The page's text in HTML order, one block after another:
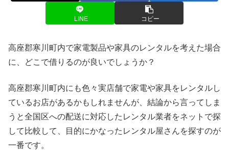
LINE コピー
高座郡寒川町内で家電製品や家具のレンタルを考えた場合
に、どこで借りるのが良いでしょうか？
高座郡寒川町内にも色々実店舗で家電や家具をレンタルし
ているお店があるかもしれませんが、結論から言ってしま
うと全国区への配送に対応したレンタル業者をネットで探
して比較して、目的にかなったレンタル屋さんを探すのが
一番です。